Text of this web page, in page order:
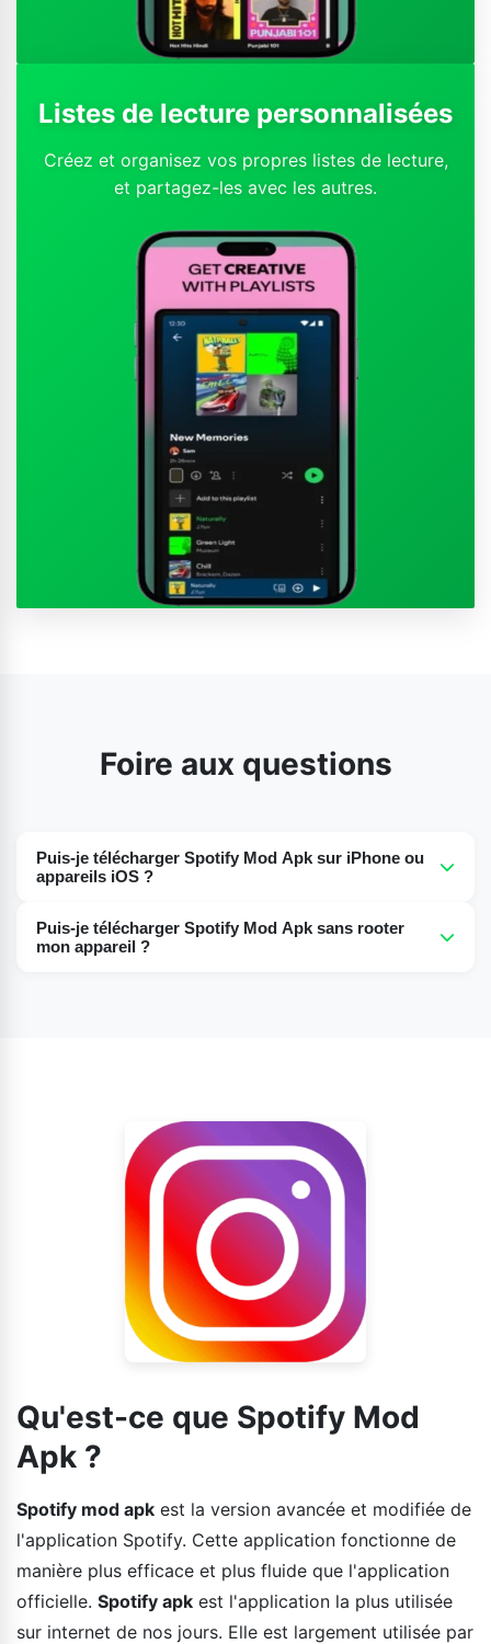
Listes de lecture personnalisées
Créez et organisez vos propres listes de lecture,
et partagez-les avec les autres.
Foire aux questions
Puis-je télécharger Spotify Mod Apk sur iPhone ou
appareils iOS ?
au téléchargement sur iPhone. Elle est uniquement
Puis-je télécharger Spotify Mod Apk sans rooter
mon appareil ?
Qu'est-ce que Spotify Mod
Apk ?
Spotify mod apk est la version avancée et modifiée de
l'application Spotify. Cette application fonctionne de
manière plus efficace et plus fluide que l'application
officielle. Spotify apk est l'application la plus utilisée
sur internet de nos jours. Elle est largement utilisée par